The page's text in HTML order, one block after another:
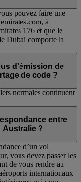
pouvez faire une
à
176 et que le
Dubai comporte la
d'émission de
de code ?
normales continuent
entre
Australie ?
d’un vol
vous devez passer les
de vous rendre au
internationaux